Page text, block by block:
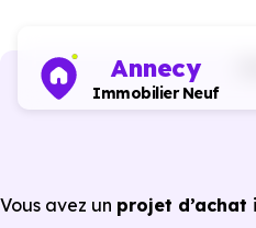
Annecy
Immobilier Neuf
Vous avez un projet d’achat